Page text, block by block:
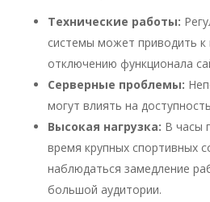
Технические работы:
системы может приводить
отключению функционала
Серверные проблемы:
могут влиять на
Высокая нагрузка: В часы
время крупных спортивных
наблюдаться замедление
большой аудитории.